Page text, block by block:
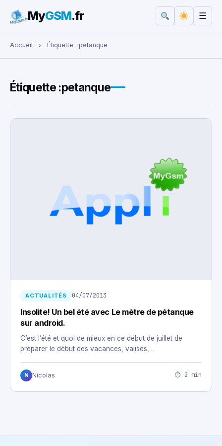
Rechercher :
MyGSM.fr ☰
Accueil › Étiquette : petanque
Étiquette :petanque
ACTUALITÉS 04/07/2013
Insolite! Un bel été avec Le mètre de pétanque
sur android.
C’est l’été et quoi de mieux en ce début de juillet de
préparer le début des vacances, valises,…
N Nicolas ⏱ 2 min